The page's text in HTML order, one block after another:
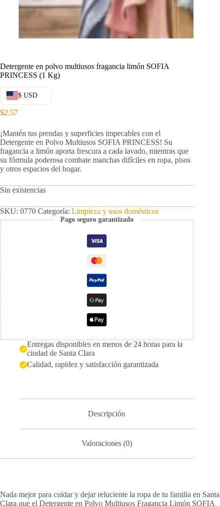
Detergente en polvo multiusos fragancia limón SOFIA
PRINCESS (1 Kg)
$ USD
$2.57
¡Mantén tus prendas y superficies impecables con el
Detergente en Polvo Multiusos SOFIA PRINCESS! Su
fragancia a limón aporta frescura a cada lavado, mientras que
su fórmula poderosa combate manchas difíciles en ropa, pisos
y otros espacios del hogar.
Sin existencias
SKU: 0770 Categoría: Limpieza y usos domésticos
Pago seguro garantizado
Entregas disponibles en menos de 24 horas para la
ciudad de Santa Clara
Calidad, rapidez y satisfacción garantizada
Descripción
Valoraciones (0)
Nada mejor para cuidar y dejar reluciente la ropa de tu familia en Santa
Clara que el Detergente en Polvo Multiusos Fragancia Limón SOFIA